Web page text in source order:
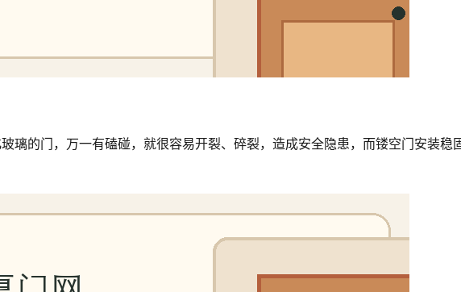
璃的门，万一有磕碰，就很容易开裂、碎裂，造成安全隐患，而镂空门安装稳